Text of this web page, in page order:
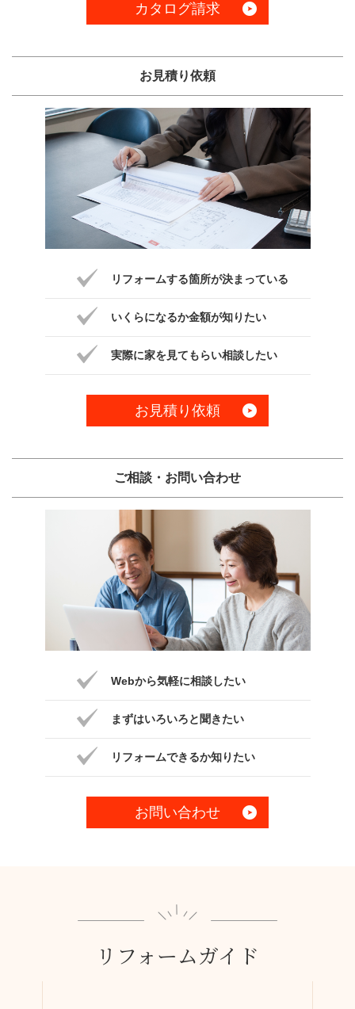
カタログ請求
お見積り依頼
リフォームする箇所が決まっている
いくらになるか金額が知りたい
実際に家を見てもらい相談したい
お見積り依頼
ご相談・お問い合わせ
Webから気軽に相談したい
まずはいろいろと聞きたい
リフォームできるか知りたい
お問い合わせ
リフォームガイド